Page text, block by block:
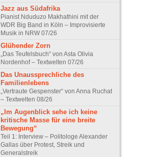
Jazz aus Südafrika
Pianist Nduduzo Makhathini mit der
WDR Big Band in Köln – Improvisierte
Musik in NRW 07/26
Glühender Zorn
„Das Teufelsbuch“ von Asta Olivia
Nordenhof – Textwelten 07/26
Das Unaussprechliche des
Familienlebens
„Vertraute Gespenster“ von Anna Ruchat
– Textwelten 08/26
„Im Augenblick sehe ich keine
kritische Masse für eine breite
Bewegung“
Teil 1: Interview – Politologe Alexander
Gallas über Protest, Streik und
Generalstreik